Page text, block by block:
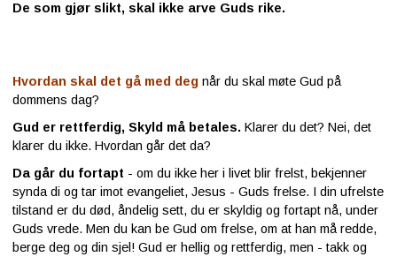
De som gjør slikt, skal ikke arve Guds rike.
Hvordan skal det gå med deg når du skal møte Gud på
dommens dag?
Gud er rettferdig, Skyld må betales. Klarer du det? Nei, det
klarer du ikke. Hvordan går det da?
Da går du fortapt - om du ikke her i livet blir frelst, bekjenner
synda di og tar imot evangeliet, Jesus - Guds frelse. I din ufrelste
tilstand er du død, åndelig sett, du er skyldig og fortapt nå, under
Guds vrede. Men du kan be Gud om frelse, om at han må redde,
berge deg og din sjel! Gud er hellig og rettferdig, men - takk og